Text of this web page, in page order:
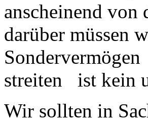
anscheinend
darüber müssen
streiten ist kein
Wir sollten in